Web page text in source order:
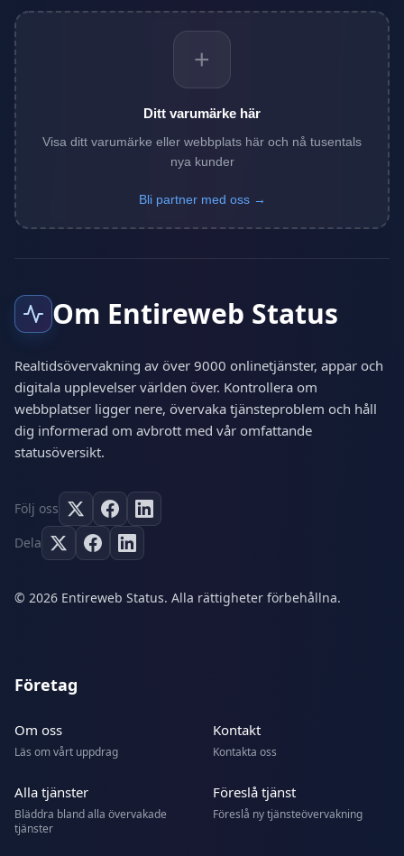
+
Ditt varumärke här
Visa ditt varumärke eller webbplats här och nå tusentals
nya kunder
Bli partner med oss →
Om Entireweb Status
Realtidsövervakning av över 9000 onlinetjänster, appar och
digitala upplevelser världen över. Kontrollera om
webbplatser ligger nere, övervaka tjänsteproblem och håll
dig informerad om avbrott med vår omfattande
statusöversikt.
Följ oss
Dela
© 2026 Entireweb Status. Alla rättigheter förbehållna.
Företag
Om oss
Läs om vårt uppdrag
Kontakt
Kontakta oss
Alla tjänster
Bläddra bland alla övervakade
tjänster
Föreslå tjänst
Föreslå ny tjänsteövervakning